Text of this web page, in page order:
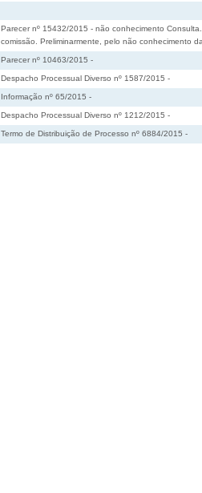
Parecer nº 15432/2015 - não conhecimento
comissão. Preliminarmente, pelo não conhecimento
Parecer nº 10463/2015 -
Despacho Processual Diverso nº 1587/2015 -
Informação nº 65/2015 -
Despacho Processual Diverso nº 1212/2015 -
Termo de Distribuição de Processo nº 6884/2015 -